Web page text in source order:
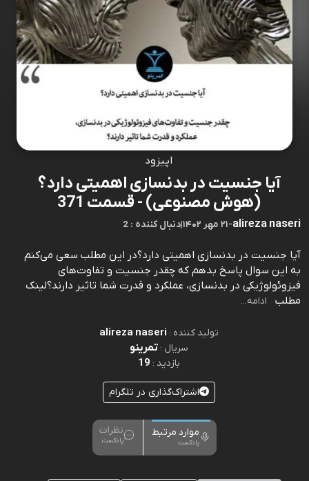
اپیزود
آیا جنسیت در بدنسازی اهمیتی دارد؟
(هوش مصنوعی) - قسمت 371
alireza naseri
-۲۱ مهر ۱۴۰۲ |2 : دنبال کننده
آیا جنسیت در بدنسازی اهمیتی دارد؟در این مطلب سعی می‌کنم
به این سوال پاسخ بدهم که چقدر جنسیت و تفاوت‌های
فیزوئولوژیکی در بدنسازی، عملکرد و قدرت شما تاثیر دارند؟⁠⁠⁠⁠⁠⁠⁠⁠⁠⁠⁠⁠⁠⁠⁠⁠⁠⁠⁠⁠⁠⁠⁠⁠⁠⁠⁠⁠⁠⁠⁠⁠⁠⁠⁠⁠⁠⁠⁠⁠⁠⁠⁠⁠⁠⁠⁠⁠⁠⁠⁠⁠⁠⁠⁠⁠⁠⁠⁠⁠⁠⁠⁠⁠⁠⁠⁠⁠⁠⁠⁠⁠⁠⁠⁠⁠⁠⁠لینک
مطلب⁠⁠⁠⁠⁠⁠⁠⁠⁠⁠⁠⁠⁠⁠⁠⁠⁠⁠⁠⁠⁠⁠⁠⁠⁠⁠⁠⁠⁠⁠⁠⁠⁠⁠
ادامه...
تولید کننده : alireza naseri
سریال :تمرینو
بازدید : 19
اشتراک‌گذاری در تلگرام
موارد مرتبط
پادکست
نظرات
پادکست